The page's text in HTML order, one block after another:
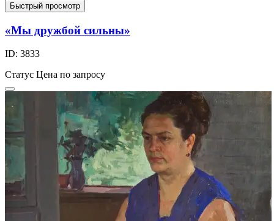
Быстрый просмотр
«Мы дружбой сильны»
ID: 3833
Статус Цена по запросу